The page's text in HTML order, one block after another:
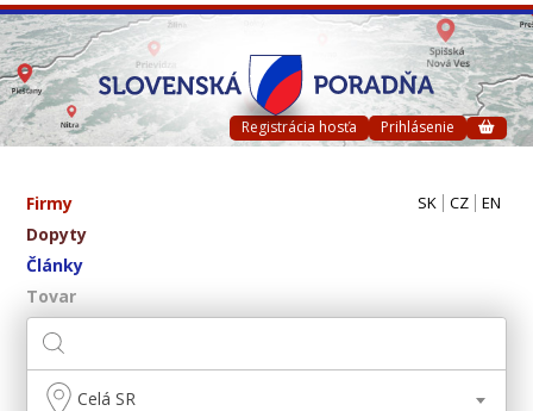
Registrácia hosťa Prihlásenie
Firmy
Dopyty
Články
Tovar
SK CZ EN
Celá SR